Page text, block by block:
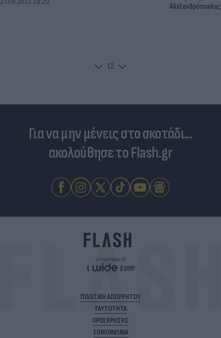
Αλεξανδρόπουλος
12
Για να μην μένεις στο σκοτάδι...
ακολούθησε το Flash.gr
ΠΟΛΙΤΙΚΗ ΑΠΟΡΡΗΤΟΥ
ΤΑΥΤΟΤΗΤΑ
ΟΡΟΙ ΧΡΗΣΗΣ
ΕΠΙΚΟΙΝΩΝΙΑ